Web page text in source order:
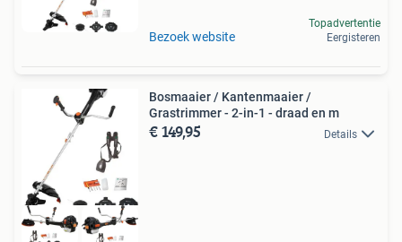
Bezoek website
Topadvertentie
Eergisteren
Bosmaaier / Kantenmaaier /
Grastrimmer - 2-in-1 - draad en m
€ 149,95 Details